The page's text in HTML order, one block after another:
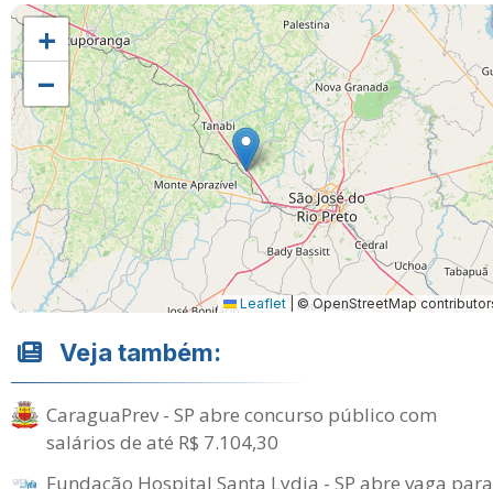
+
−
Leaflet © OpenStreetMap
Veja também:
CaraguaPrev - SP abre concurso público com
salários de até R$ 7.104,30
Fundação Hospital Santa Lydia - SP abre vaga para